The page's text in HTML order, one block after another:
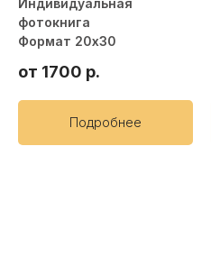
Индивидуальная
фотокнига
Формат 20х30
от 1700 р.
Подробнее